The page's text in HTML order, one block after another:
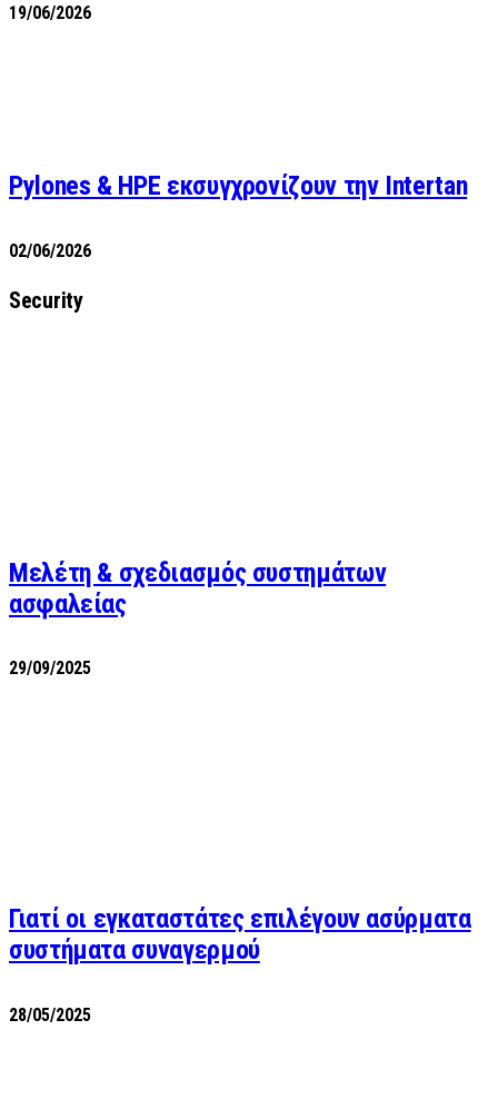
19/06/2026
Pylones & HPE εκσυγχρονίζουν την Intertan
02/06/2026
Security
Μελέτη & σχεδιασμός συστημάτων
ασφαλείας
29/09/2025
Γιατί οι εγκαταστάτες επιλέγουν ασύρματα
συστήματα συναγερμού
28/05/2025